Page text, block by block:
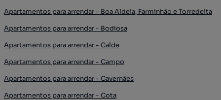
Apartamentos para arrendar - Boa Aldeia, Farminhão e Torredeita
Apartamentos para arrendar - Bodiosa
Apartamentos para arrendar - Calde
Apartamentos para arrendar - Campo
Apartamentos para arrendar - Cavernães
Apartamentos para arrendar - Cota